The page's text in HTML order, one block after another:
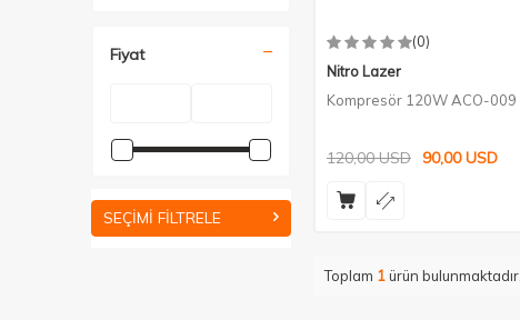
Fiyat
SEÇIMI FILTRELE
(0)
Nitro Lazer
Kompresör 120W ACO-009
120,00USD 90,00USD
Toplam 1ürün bulunmaktadır.